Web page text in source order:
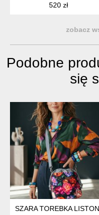
520 zł
zobacz
Podobne
się
SZARA TOREBKA